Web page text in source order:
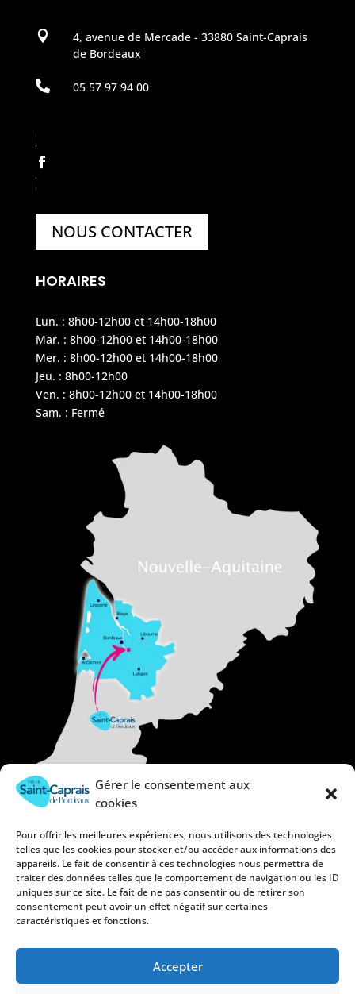
Gérer le consentement aux
cookies
Pour offrir les meilleures expériences, nous utilisons des technologies
telles que les cookies pour stocker et/ou accéder aux informations des
appareils. Le fait de consentir à ces technologies nous permettra de
traiter des données telles que le comportement de navigation ou les ID
uniques sur ce site. Le fait de ne pas consentir ou de retirer son
consentement peut avoir un effet négatif sur certaines
caractéristiques et fonctions.
Accepter

4, avenue de Mercade - 33880 Saint-Caprais
de Bordeaux
 05 57 97 94 00
NOUS CONTACTER
HORAIRES
Lun. : 8h00-12h00 et 14h00-18h00
Mar. : 8h00-12h00 et 14h00-18h00
Mer. : 8h00-12h00 et 14h00-18h00
Jeu. : 8h00-12h00
Ven. : 8h00-12h00 et 14h00-18h00
Sam. : Fermé